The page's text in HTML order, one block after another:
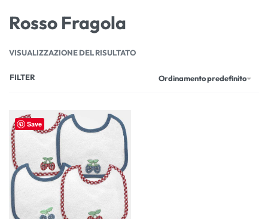
Rosso Fragola
VISUALIZZAZIONE DEL RISULTATO
Ordinamento predefinito
FILTER
Save